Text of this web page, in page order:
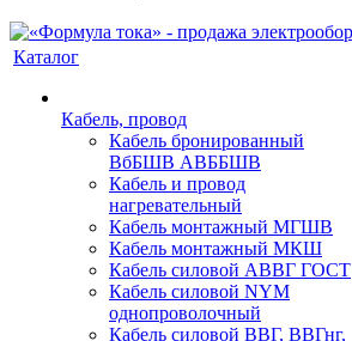
Каталог
Кабель, провод
Кабель бронированный
ВбБШВ АВББШВ
Кабель и провод
нагревательный
Кабель монтажный МГШВ
Кабель монтажный МКШ
Кабель силовой АВВГ ГОСТ
Кабель силовой NYM
однопроволочный
Кабель силовой ВВГ, ВВГнг,